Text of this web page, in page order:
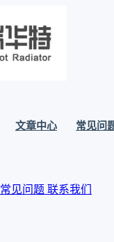
文章中心
常见问
常见问题联系我们